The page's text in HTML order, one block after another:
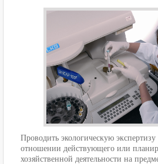
Проводить экологическую
отношении действующего или
хозяйственной деятельности на